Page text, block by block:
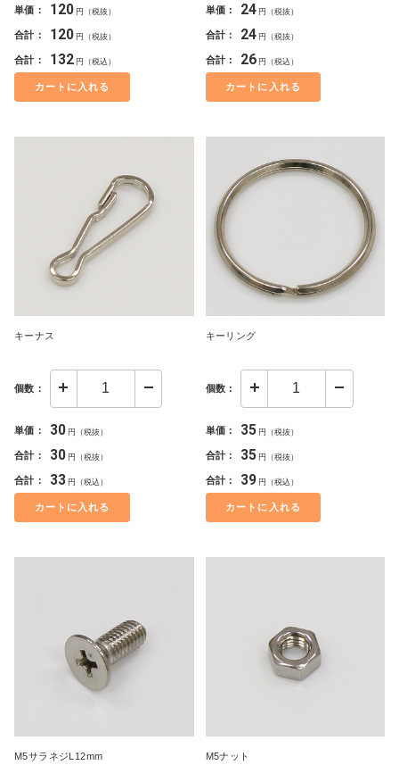
単価： 120 円（税抜）
合計： 120 円（税抜）
合計： 132 円（税込）
カートに入れる
単価： 24 円（税抜）
合計： 24 円（税抜）
合計： 26 円（税込）
カートに入れる
キーナス
個数：
単価： 30 円（税抜）
合計： 30 円（税抜）
合計： 33 円（税込）
カートに入れる
キーリング
個数：
単価： 35 円（税抜）
合計： 35 円（税抜）
合計： 39 円（税込）
カートに入れる
M5サラネジL12mm M5ナット